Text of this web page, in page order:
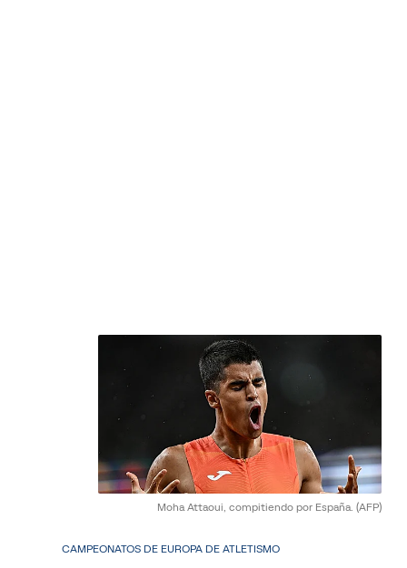
Moha Attaoui, compitiendo por España. (AFP)
CAMPEONATOS DE EUROPA DE ATLETISMO